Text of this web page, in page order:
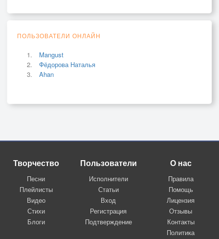
ПОЛЬЗОВАТЕЛИ ОНЛАЙН
Mangust
Фёдорова Наталья
Ahan
Творчество
Песни
Плейлисты
Видео
Стихи
Блоги
Пользователи
Исполнители
Статьи
Вход
Регистрация
Подтверждение
О нас
Правила
Помощь
Лицензия
Отзывы
Контакты
Политика